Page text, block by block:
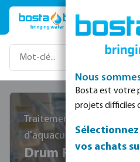
Passer au contenu principal
Traitement professionnel
d'aquaculture RAS et à
Drum Filters
Nous
Bosta est votre
projets difficiles
vos achats